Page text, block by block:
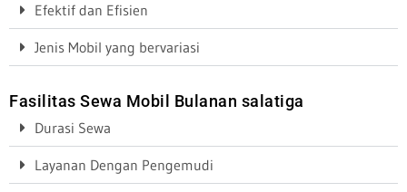
Efektif dan Efisien
Jenis Mobil yang bervariasi
Fasilitas Sewa Mobil Bulanan salatiga
Durasi Sewa
Layanan Dengan Pengemudi